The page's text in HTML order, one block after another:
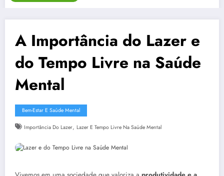
A Importância do Lazer e
do Tempo Livre na Saúde
Mental
Bem-Estar E Saúde Mental
Importância Do Lazer, Lazer E Tempo Livre Na Saúde Mental